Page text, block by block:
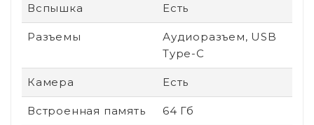
Вспышка Есть
Разъемы
Аудиоразъем, USB
Type-C
Камера Есть
Встроенная память 64 Гб